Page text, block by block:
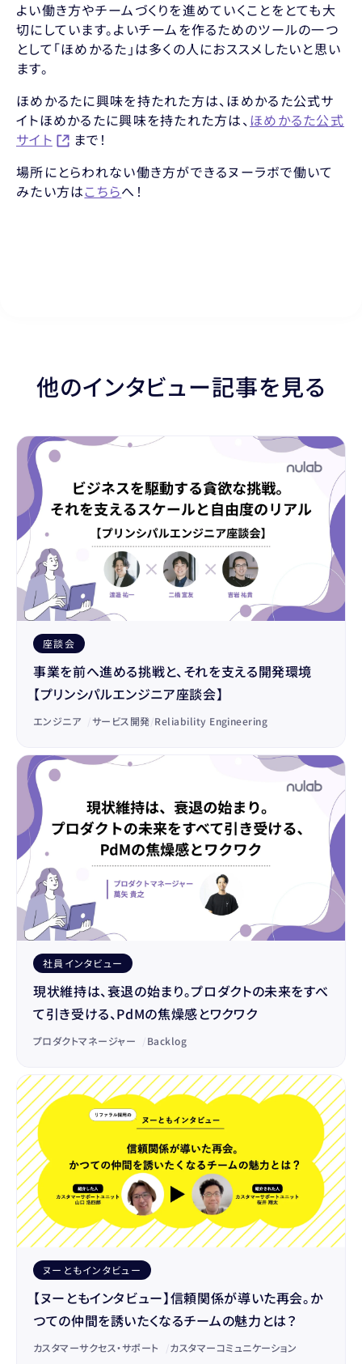
よい働き方やチームづくりを進めていくことをとても大
切にしています。よいチームを作るためのツールの一つ
として「ほめかるた」は多くの人におススメしたいと思い
ます。
ほめかるたに興味を持たれた方は、ほめかるた公式サ
イトほめかるたに興味を持たれた方は、ほめかるた公式
サイト
まで！
場所にとらわれない働き方ができるヌーラボで働いて
みたい方はこちらへ！
他のインタビュー記事を見る
座談会
事業を前へ進める挑戦と、それを支える開発環境
【プリンシパルエンジニア座談会】
エンジニア サービス開発 Reliability Engineering
社員インタビュー
現状維持は、衰退の始まり。プロダクトの未来をすべ
て引き受ける、PdMの焦燥感とワクワク
プロダクトマネージャー Backlog
ヌーともインタビュー
【ヌーともインタビュー】信頼関係が導いた再会。か
つての仲間を誘いたくなるチームの魅力とは？
カスタマーサクセス・サポート カスタマーコミュニケーション